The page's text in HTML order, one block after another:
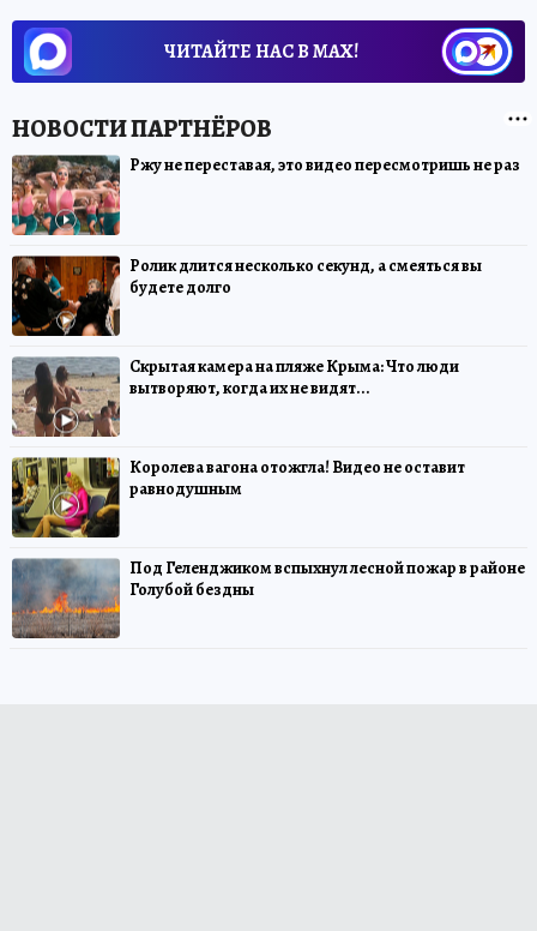
ЧИТАЙТЕ НАС В МАХ!
Ржу не переставая, это видео пересмотришь не раз
Ролик длится несколько секунд, а смеяться вы
будете долго
Скрытая камера на пляже Крыма: Что люди
вытворяют, когда их не видят...
Королева вагона отожгла! Видео не оставит
равнодушным
Под Геленджиком вспыхнул лесной пожар в районе
Голубой бездны